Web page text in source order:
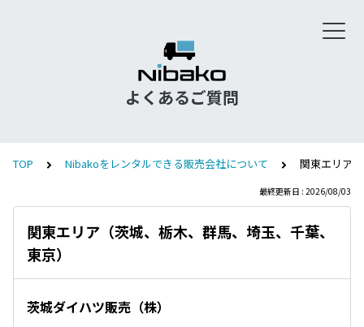
よくあるご質問
TOP Nibakoをレンタルできる販売会社について 関東エリア
最終更新日 : 2026/08/03
関東エリア（茨城、栃木、群馬、埼玉、千葉、
東京）
茨城ダイハツ販売（株）